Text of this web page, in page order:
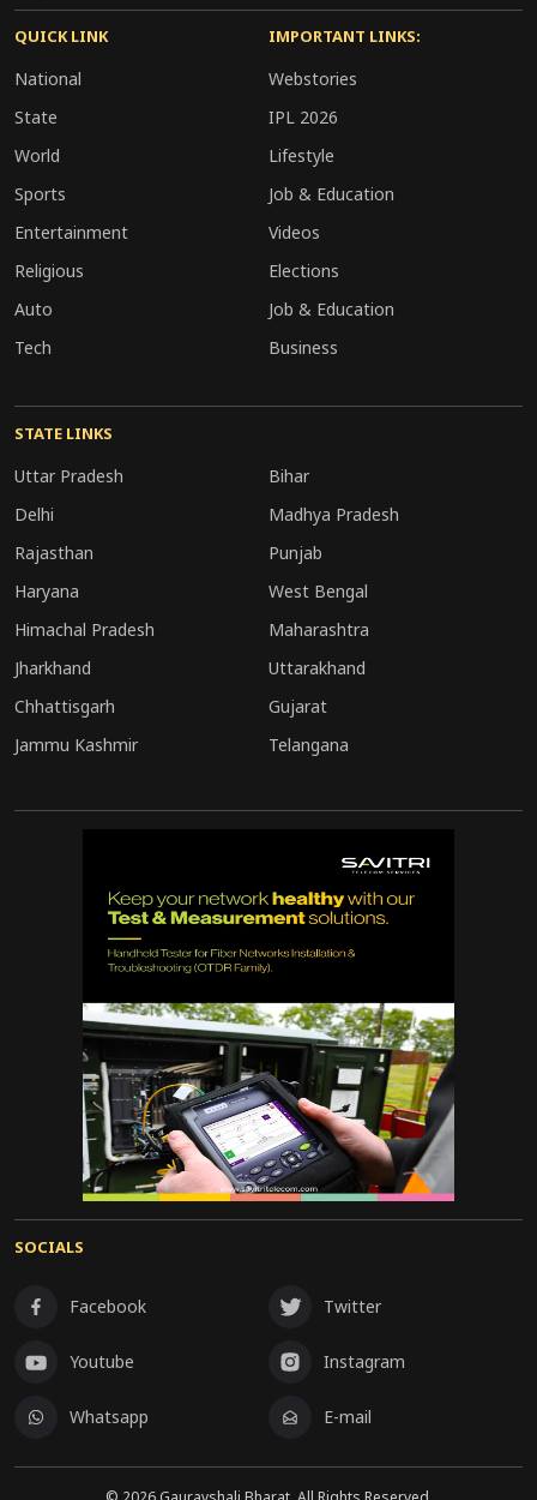
QUICK LINK
National
State
World
Sports
Entertainment
Religious
Auto
Tech
IMPORTANT LINKS:
Webstories
IPL 2026
Lifestyle
Job & Education
Videos
Elections
Job & Education
Business
STATE LINKS
Uttar Pradesh
Bihar
Delhi
Madhya Pradesh
Rajasthan
Punjab
Haryana
West Bengal
Himachal Pradesh
Maharashtra
Jharkhand
Uttarakhand
Chhattisgarh
Gujarat
Jammu Kashmir
Telangana
SOCIALS
Facebook Twitter
Youtube Instagram
Whatsapp E-mail